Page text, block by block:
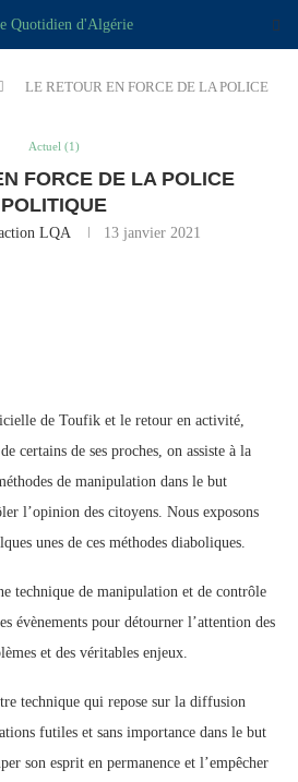
LE RETOUR EN FORCE DE LA POLICE
Actuel (1)
FORCE DE LA POLICE
POLITIQUE
LQA 13 janvier 2021
de Toufik et le retour en activité,
certains de ses proches, on assiste à la
de manipulation dans le but
l’opinion des citoyens. Nous exposons
unes de ces méthodes diaboliques.
technique de manipulation et de contrôle
évènements pour détourner l’attention des
et des véritables enjeux.
technique qui repose sur la diffusion
futiles et sans importance dans le but
son esprit en permanence et l’empêcher